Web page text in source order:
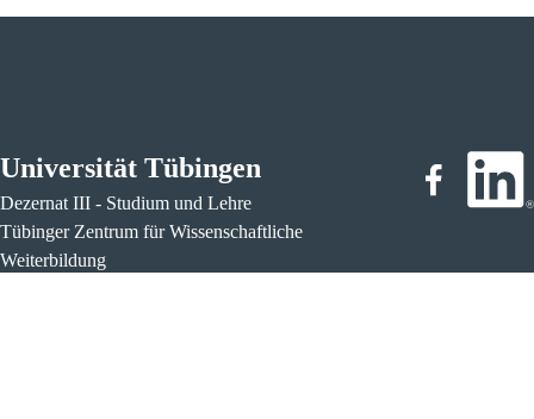
Universität Tübingen
Dezernat III - Studium und Lehre
Tübinger Zentrum für Wissenschaftliche
Weiterbildung